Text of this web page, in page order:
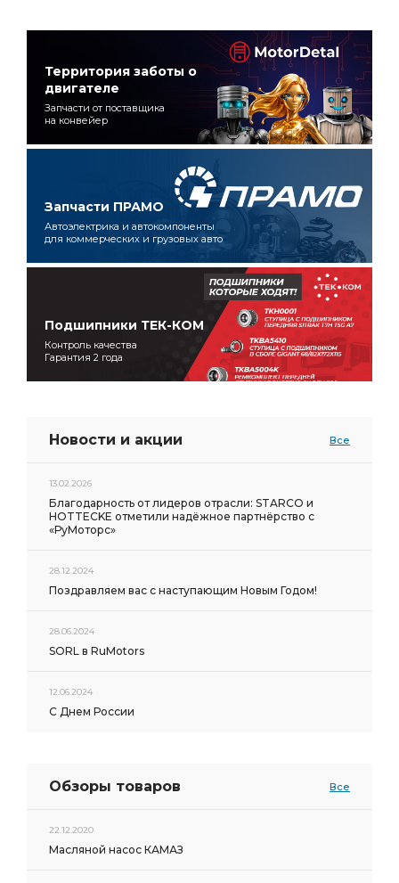
Территория заботы о
двигателе
Запчасти от поставщика
на конвейер
Запчасти ПРАМО
Автоэлектрика и автокомпоненты
для коммерческих и грузовых авто
Подшипники ТЕК-КОМ
Контроль качества
Гарантия 2 года
Новости и акции Все
13.02.2026
Благодарность от лидеров отрасли: STARCO и
HOTTECKE отметили надёжное партнёрство с
«РуМоторс»
28.12.2024
Поздравляем вас с наступающим Новым Годом!
28.06.2024
SORL в RuMotors
12.06.2024
С Днем России
Обзоры товаров Все
22.12.2020
Масляной насос КАМАЗ